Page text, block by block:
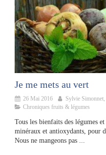
Je me mets au vert
26 Mai 2016
Sylvie
Chroniques fruits & légumes
Tous les bienfaits des légumes
minéraux et antioxydants, pour
Nous ne mangeons pas ...